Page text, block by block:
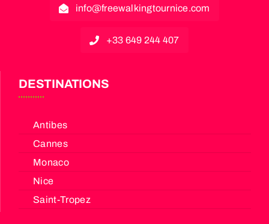
info@freewalkingtournice.com
+33 649 244 407
DESTINATIONS
Antibes
Cannes
Monaco
Nice
Saint-Tropez